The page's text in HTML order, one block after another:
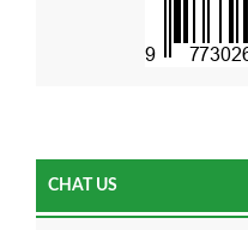
CHAT US